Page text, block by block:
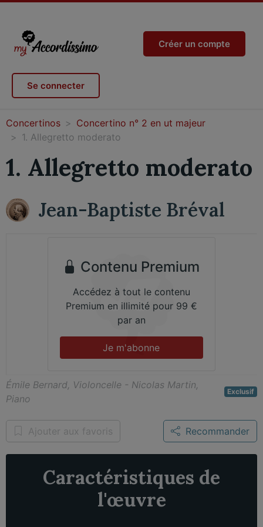
Créer un compte
Se connecter
Concertinos
Concertino n° 2 en ut majeur
1. Allegretto moderato
1. Allegretto moderato
Jean-Baptiste Bréval
Contenu Premium
Accédez à tout le contenu
Premium en illimité pour 99 €
par an
Je m'abonne
Émile Bernard, Violoncelle - Nicolas Martin,
Piano
Exclusif
Ajouter aux favoris Recommander
Caractéristiques de
l'œuvre